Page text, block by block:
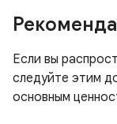
Если вы
следуйте этим
основным